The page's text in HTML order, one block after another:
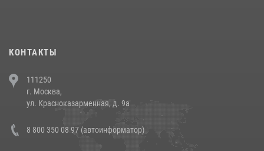
напавших на бригаду скорой помощи (видео)
14 июля 2026, 12:20
В Росгвардии прошла военно-научная конференция по обобщению
боевого опыта
КОНТАКТЫ
111250
г. Москва,
ул. Красноказарменная, д. 9а
8 800 350 08 97 (автоинформатор)